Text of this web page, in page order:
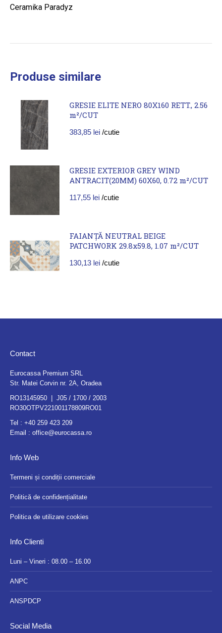
Ceramika Paradyz
Produse similare
GRESIE ELITE NERO 80X160 RETT., 2.56
m²/CUT
383,85 lei /cutie
GRESIE EXTERIOR GREY WIND
ANTRACIT(20MM) 60X60, 0.72 m²/CUT
117,55 lei /cutie
FAIANȚĂ NEUTRAL BEIGE
PATCHWORK 29.8x59.8, 1.07 m²/CUT
130,13 lei /cutie
Contact
Eurocassa Premium SRL
Str. Matei Corvin nr. 2A, Oradea
RO13145950 | J05 / 1700 / 2003
RO30OTPV221001178809RO01
Tel : +40 259 423 209
Email : office@eurocassa.ro
Info Web
Termeni și condiții comerciale
Politică de confidențialitate
Politica de utilizare cookies
Info Clienti
Luni – Vineri : 08.00 – 16.00
ANPC
ANSPDCP
Social Media